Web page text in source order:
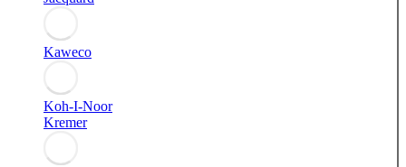
Kaweco
Koh-I-Noor
Kremer